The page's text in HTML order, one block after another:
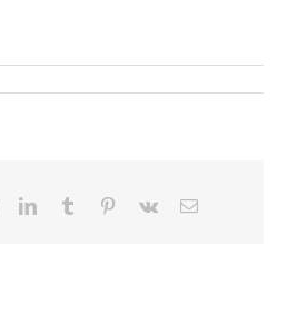
LinkedInTumblr Pinterest
Vk
E-